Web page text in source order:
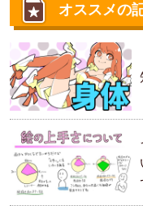
オススメの